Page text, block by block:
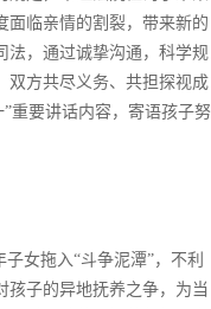
面临亲情的割裂，带来新的
法，通过诚挚沟通，科学规
双方共尽义务、共担探视成
重要讲话内容，寄语孩子努
女拖入“斗争泥潭”，不利
孩子的异地抚养之争，为当